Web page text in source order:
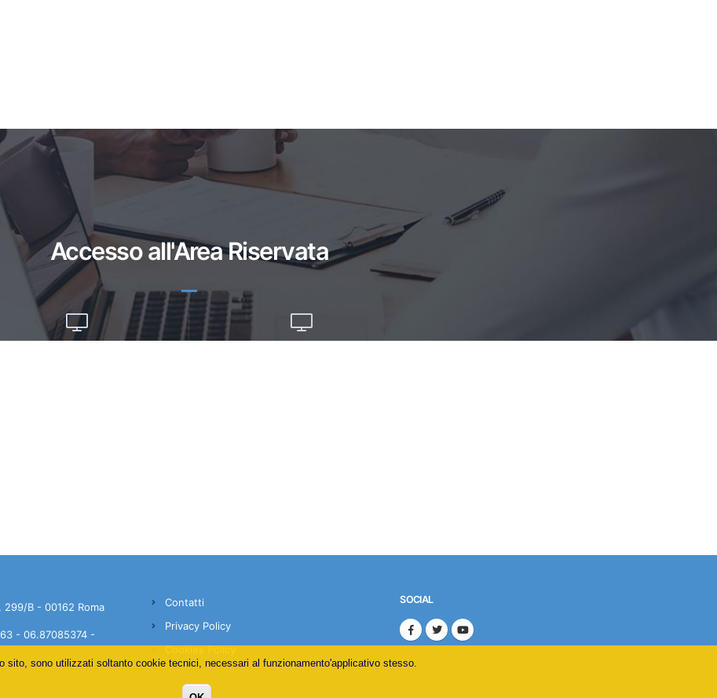
Accesso all'Area Riservata
299/B - 00162 Roma
- 06.87085374 -
Contatti
Privacy Policy
Cookies Policy
SOCIAL
sito, sono utilizzati soltanto cookie tecnici, necessari al funzionamento'applicativo stesso.